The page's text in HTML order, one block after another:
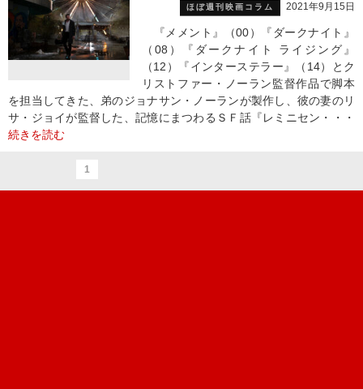
ほぼ週刊映画コラム 2021年9月15日
『メメント』（00）『ダークナイト』
（08）『ダークナイト ライジング』
（12）『インターステラー』（14）とク
リストファー・ノーラン監督作品で脚本
を担当してきた、弟のジョナサン・ノーランが製作し、彼の妻のリ
サ・ジョイが監督した、記憶にまつわるＳＦ話『レミニセン・・・
続きを読む
1